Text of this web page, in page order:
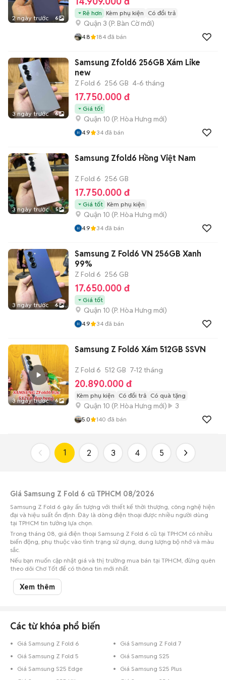
2 ngày trước 6
Rẻ hơn Kèm phụ kiện Có đổi trả
Quận 3 (P. Bàn Cờmới)
4.8 184 đã bán
3 ngày trước 6
Samsung Zfold6 256GB Xám Like
new
Z Fold 6 256 GB 4-6 tháng
17.750.000 đ
Giá tốt
Quận 10 (P. Hòa Hưng mới)
4.9 34 đã bán
3 ngày trước 5
Samsung Zfold6 Hồng Việt Nam
Z Fold 6 256 GB
17.750.000 đ
Giá tốt Kèm phụ kiện
Quận 10 (P. Hòa Hưng mới)
4.9 34 đã bán
3 ngày trước 6
Samsung Z Fold6 VN 256GB Xanh
99%
Z Fold 6 256 GB
17.650.000 đ
Giá tốt
Quận 10 (P. Hòa Hưng mới)
4.9 34 đã bán
3 ngày trước 6
Samsung Z Fold6 Xám 512GB SSVN
Z Fold 6 512 GB 7-12 tháng
20.890.000 đ
Kèm phụ kiện Có đổi trả Có quà tặng
Quận 10 (P. Hòa Hưng mới) 3
5.0 140 đã bán
1 2 3 4 5
Giá Samsung Z Fold 6 cũ TPHCM 08/2026
Samsung Z Fold 6 gây ấn tượng với thiết kế thời thượng, công nghệ hiện
đại và hiệu suất ổn định. Đây là dòng điện thoại được nhiều người dùng
tại TPHCM tin tưởng lựa chọn.
Trong tháng 08, giá điện thoại Samsung Z Fold 6 cũ tại TPHCM có nhiều
biến động, phụ thuộc vào tình trạng sử dụng, dung lượng bộ nhớ và màu
sắc.
Nếu bạn muốn cập nhật giá và thị trường mua bán tại TPHCM, đừng quên
theo dõi Chợ Tốt để có thông tin mới nhất.
Giá Samsung Z Fold 6 cũ ở các quận huyện phổ biến của Tp Hồ Chí
Minh
Samsung Z Fold 6 cũ Quận 10
Samsung Z Fold 6 cũ Quận Bình Thạnh
Samsung Z Fold 6 cũ Quận 8
: 19,89 triệu
Samsung Z Fold 6 cũ Quận Gò Vấp: 18 triệu
Xem thêm
Các từ khóa phổ biến
Giá Samsung Z Fold 6
Giá Samsung Z Fold 7
Giá Samsung Z Fold 5
Giá Samsung S25
Giá Samsung S25 Edge
Giá Samsung S25 Plus